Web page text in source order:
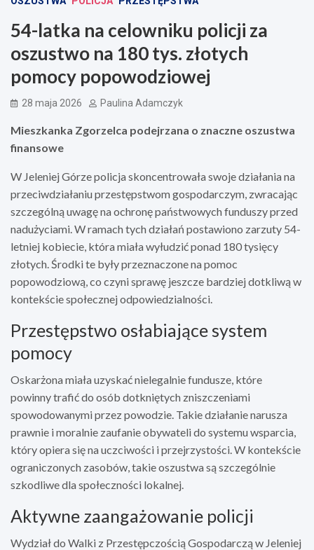
54-latka na celowniku policji za
oszustwo na 180 tys. złotych
pomocy popowodziowej
28 maja 2026 Paulina Adamczyk
Mieszkanka Zgorzelca podejrzana o znaczne oszustwa
finansowe
W Jeleniej Górze policja skoncentrowała swoje działania na
przeciwdziałaniu przestępstwom gospodarczym, zwracając
szczególną uwagę na ochronę państwowych funduszy przed
nadużyciami. W ramach tych działań postawiono zarzuty 54-
letniej kobiecie, która miała wyłudzić ponad 180 tysięcy
złotych. Środki te były przeznaczone na pomoc
popowodziową, co czyni sprawę jeszcze bardziej dotkliwą w
kontekście społecznej odpowiedzialności.
Przestępstwo osłabiające system
pomocy
Oskarżona miała uzyskać nielegalnie fundusze, które
powinny trafić do osób dotkniętych zniszczeniami
spowodowanymi przez powodzie. Takie działanie narusza
prawnie i moralnie zaufanie obywateli do systemu wsparcia,
który opiera się na uczciwości i przejrzystości. W kontekście
ograniczonych zasobów, takie oszustwa są szczególnie
szkodliwe dla społeczności lokalnej.
Aktywne zaangażowanie policji
Wydział do Walki z Przestępczością Gospodarczą w Jeleniej